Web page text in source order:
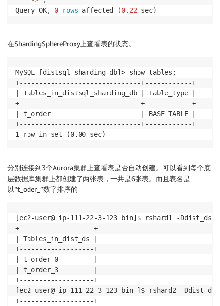
Query OK, 0 rows affected (0.22 sec)
在ShardingSphereProxy上查看表的状态。
MySQL [distsql_sharding_db]> show tables;
+-------------------------------+------------+
| Tables_in_distsql_sharding_db | Table_type |
+-------------------------------+------------+
| t_order                       | BASE TABLE |
+-------------------------------+------------+
分别连接到3个Aurora集群上查看表是否自动创建。可以看到每个底
层数据库集群上都创建了两张表，一共是6张表。而且表名是
以“t_oder_”数字排序的
[ec2-user@ ip-111-22-3-123 bin]$ rshard1 -Ddist_ds
+-------------------+
| Tables_in_dist_ds |
+-------------------+
| t_order_0         |
| t_order_3         |
+-------------------+
[ec2-user@ ip-111-22-3-123 bin ]$ rshard2 -
+-------------------+